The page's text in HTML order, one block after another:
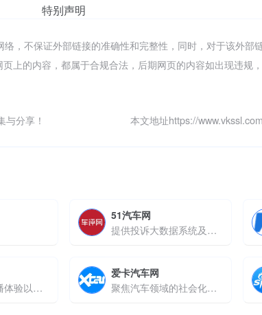
特别声明
，不保证外部链接的准确性和完整性，同时，对于该外部
上的内容，都属于合规合法，后期网页的内容如出现违规
分享！ 本文地址https://
51汽车网
提供投诉大数据系统及车型对比
高清流畅的直播体验以及强大的社交属性
爱卡汽车网
聚焦汽车领域的社会化互动媒体